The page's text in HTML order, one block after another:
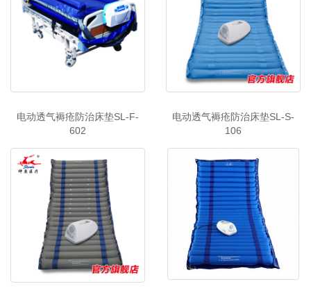
电动透气褥疮防治床垫SL-F-
602
电动透气褥疮防治床垫SL-S-
106